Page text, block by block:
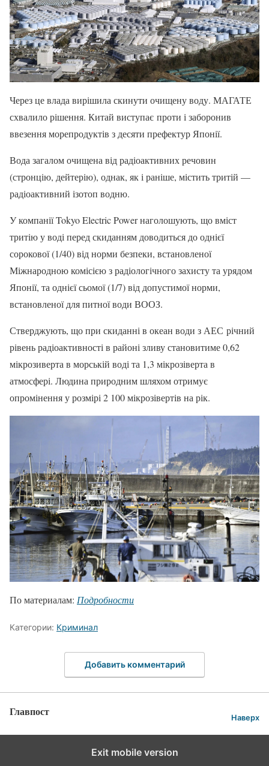
Через це влада вирішила скинути очищену воду. МАГАТЕ
схвалило рішення. Китай виступає проти і заборонив
ввезення морепродуктів з десяти префектур Японії.
Вода загалом очищена від радіоактивних речовин
(стронцію, дейтерію), однак, як і раніше, містить тритій —
радіоактивний ізотоп водню.
У компанії Tokyo Electric Power наголошують, що вміст
тритію у воді перед скиданням доводиться до однієї
сорокової (1/40) від норми безпеки, встановленої
Міжнародною комісією з радіологічного захисту та урядом
Японії, та однієї сьомої (1/7) від допустимої норми,
встановленої для питної води ВООЗ.
Стверджують, що при скиданні в океан води з АЕС річний
рівень радіоактивності в районі зливу становитиме 0,62
мікрозиверта в морській воді та 1,3 мікрозіверта в
атмосфері. Людина природним шляхом отримує
опромінення у розмірі 2 100 мікрозівертів на рік.
По материалам: Подробности
Категории: Криминал
Добавить комментарий
Главпост Наверх
Exit mobile version